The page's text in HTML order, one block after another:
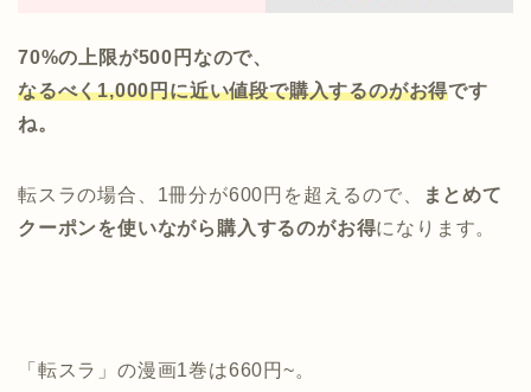
70%の上限が500円なので、
なるべく1,000円に近い値段で購入するのがお得です
ね。
転スラの場合、1冊分が600円を超えるので、
まとめて
クーポンを使いながら購入するのがお得になります。
「転スラ」の漫画1巻は660円~。